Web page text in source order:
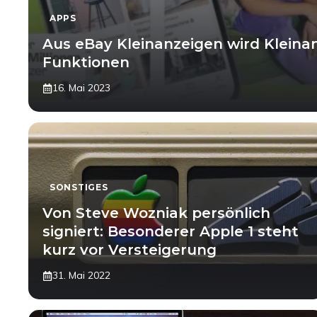
APPS
Aus eBay Kleinanzeigen wird
Funktionen
16. Mai 2023
SONSTIGES
Von Steve Wozniak persönlich
signiert: Besonderer Apple 1 steht
kurz vor Versteigerung
31. Mai 2022